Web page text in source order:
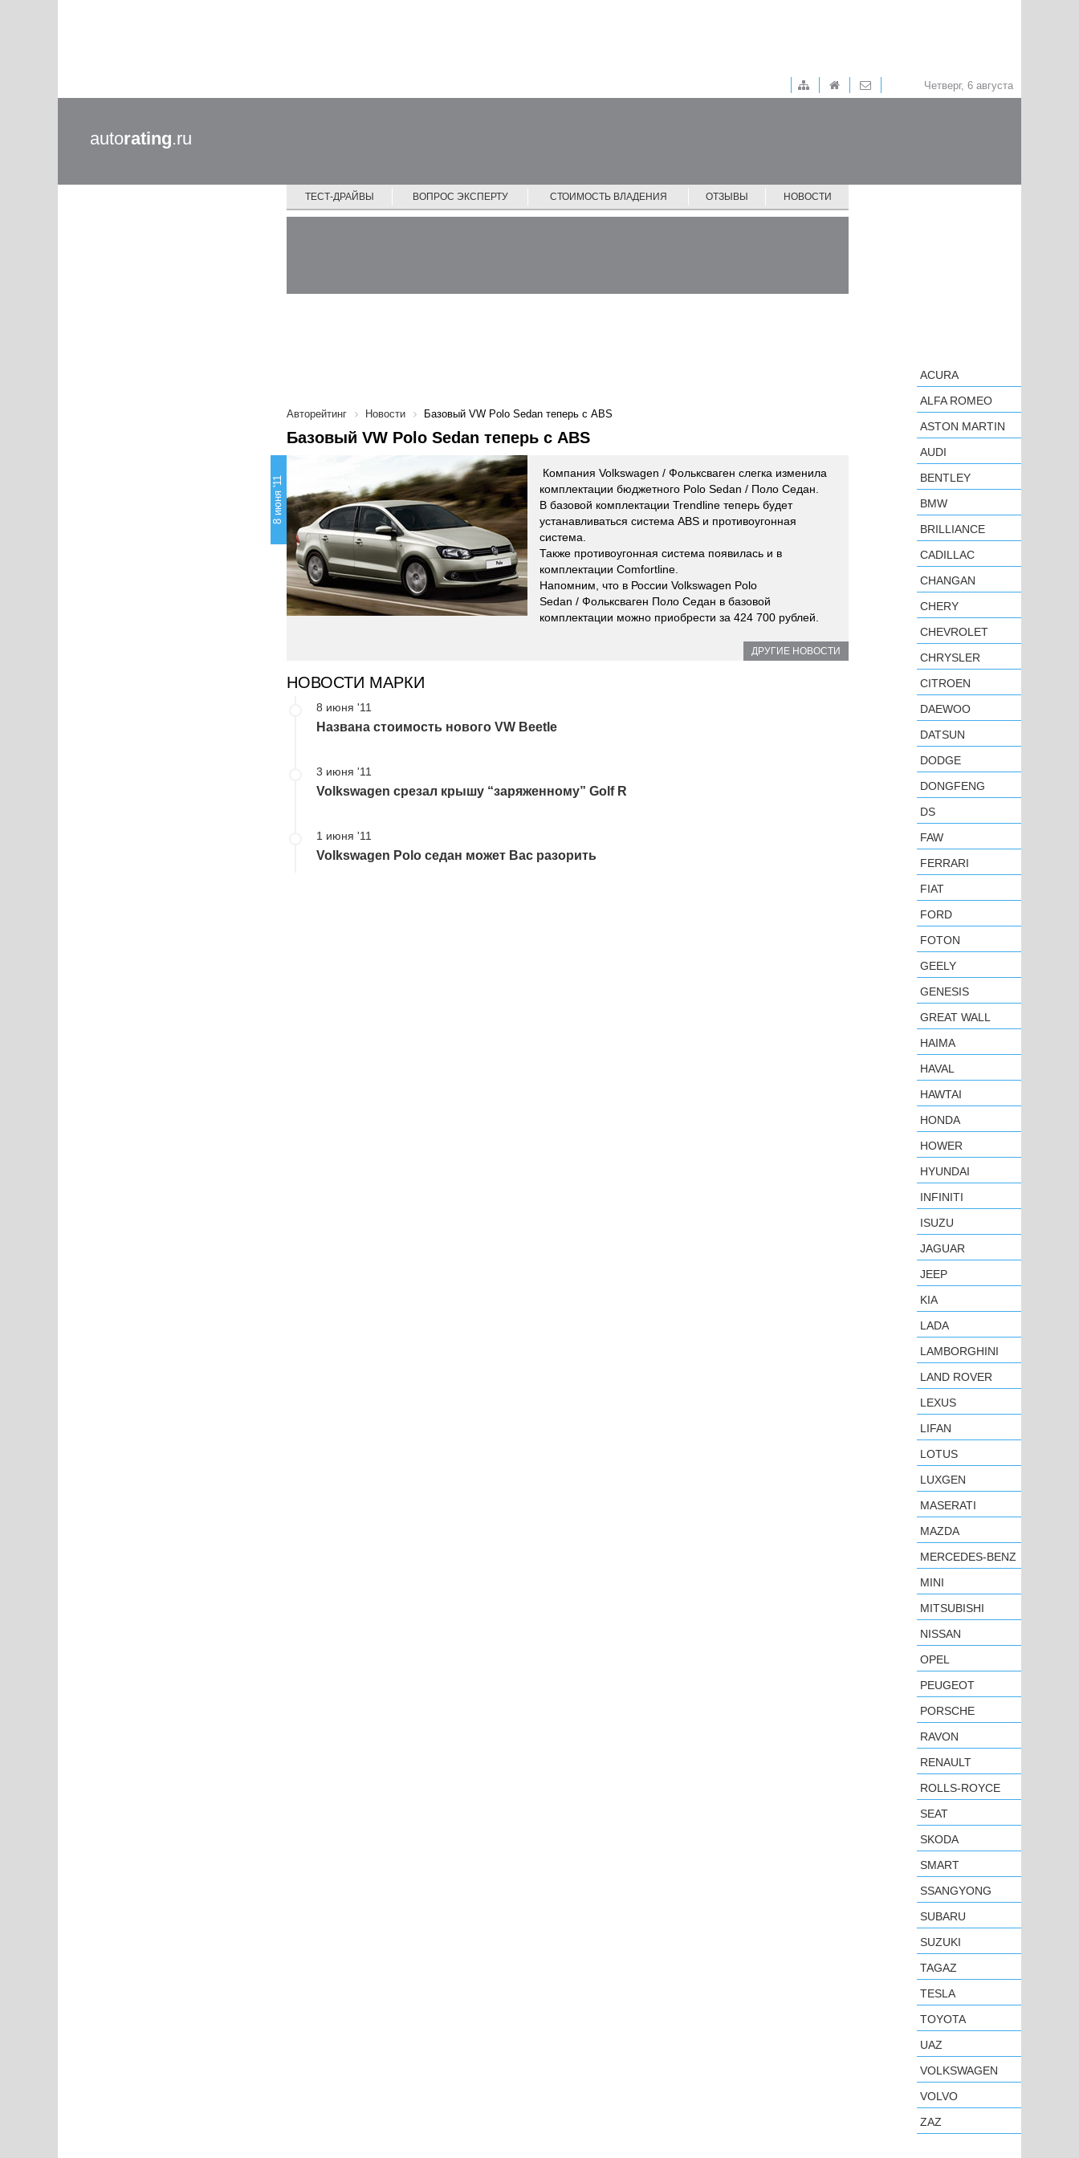
Четверг, 6 августа
autorating.ru
ТЕСТ-ДРАЙВЫ ВОПРОС ЭКСПЕРТУ СТОИМОСТЬ ВЛАДЕНИЯ ОТЗЫВЫ НОВОСТИ
Авторейтинг Новости Базовый VW Polo Sedan теперь с ABS
Базовый VW Polo Sedan теперь с ABS
8 июня '11
Компания Volkswagen / Фольксваген слегка изменила
комплектации бюджетного Polo Sedan / Поло Седан.
В базовой комплектации Trendline теперь будет
устанавливаться система ABS и противоугонная
система.
Также противоугонная система появилась и в
комплектации Comfortline.
Напомним, что в России Volkswagen Polo
Sedan / Фольксваген Поло Седан в базовой
комплектации можно приобрести за 424 700 рублей.
ДРУГИЕ НОВОСТИ
НОВОСТИ МАРКИ
8 июня '11
Названа стоимость нового VW Beetle
3 июня '11
Volkswagen срезал крышу “заряженному” Golf R
1 июня '11
Volkswagen Polo седан может Вас разорить
ACURA
ALFA ROMEO
ASTON MARTIN
AUDI
BENTLEY
BMW
BRILLIANCE
CADILLAC
CHANGAN
CHERY
CHEVROLET
CHRYSLER
CITROEN
DAEWOO
DATSUN
DODGE
DONGFENG
DS
FAW
FERRARI
FIAT
FORD
FOTON
GEELY
GENESIS
GREAT WALL
HAIMA
HAVAL
HAWTAI
HONDA
HOWER
HYUNDAI
INFINITI
ISUZU
JAGUAR
JEEP
KIA
LADA
LAMBORGHINI
LAND ROVER
LEXUS
LIFAN
LOTUS
LUXGEN
MASERATI
MAZDA
MERCEDES-BENZ
MINI
MITSUBISHI
NISSAN
OPEL
PEUGEOT
PORSCHE
RAVON
RENAULT
ROLLS-ROYCE
SEAT
SKODA
SMART
SSANGYONG
SUBARU
SUZUKI
TAGAZ
TESLA
TOYOTA
UAZ
VOLKSWAGEN
VOLVO
ZAZ